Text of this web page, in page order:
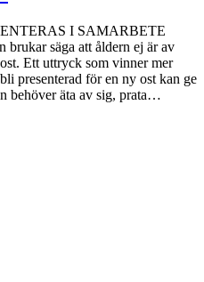
I SAMARBETE
säga att åldern ej är av
Ett uttryck som vinner mer
presenterad för en ny ost kan ge
behöver äta av sig, prata…